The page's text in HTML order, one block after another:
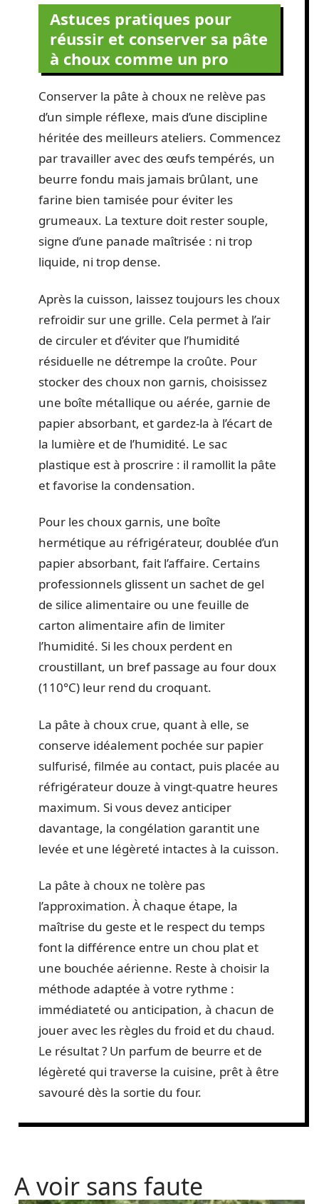
Astuces pratiques pour
réussir et conserver sa pâte
à choux comme un pro
Conserver la pâte à choux ne relève pas
d’un simple réflexe, mais d’une discipline
héritée des meilleurs ateliers. Commencez
par travailler avec des œufs tempérés, un
beurre fondu mais jamais brûlant, une
farine bien tamisée pour éviter les
grumeaux. La texture doit rester souple,
signe d’une panade maîtrisée : ni trop
liquide, ni trop dense.
Après la cuisson, laissez toujours les choux
refroidir sur une grille. Cela permet à l’air
de circuler et d’éviter que l’humidité
résiduelle ne détrempe la croûte. Pour
stocker des choux non garnis, choisissez
une boîte métallique ou aérée, garnie de
papier absorbant, et gardez-la à l’écart de
la lumière et de l’humidité. Le sac
plastique est à proscrire : il ramollit la pâte
et favorise la condensation.
Pour les choux garnis, une boîte
hermétique au réfrigérateur, doublée d’un
papier absorbant, fait l’affaire. Certains
professionnels glissent un sachet de gel
de silice alimentaire ou une feuille de
carton alimentaire afin de limiter
l’humidité. Si les choux perdent en
croustillant, un bref passage au four doux
(110°C) leur rend du croquant.
La pâte à choux crue, quant à elle, se
conserve idéalement pochée sur papier
sulfurisé, filmée au contact, puis placée au
réfrigérateur douze à vingt-quatre heures
maximum. Si vous devez anticiper
davantage, la congélation garantit une
levée et une légèreté intactes à la cuisson.
La pâte à choux ne tolère pas
l’approximation. À chaque étape, la
maîtrise du geste et le respect du temps
font la différence entre un chou plat et
une bouchée aérienne. Reste à choisir la
méthode adaptée à votre rythme :
immédiateté ou anticipation, à chacun de
jouer avec les règles du froid et du chaud.
Le résultat ? Un parfum de beurre et de
légèreté qui traverse la cuisine, prêt à être
savouré dès la sortie du four.
A voir sans faute